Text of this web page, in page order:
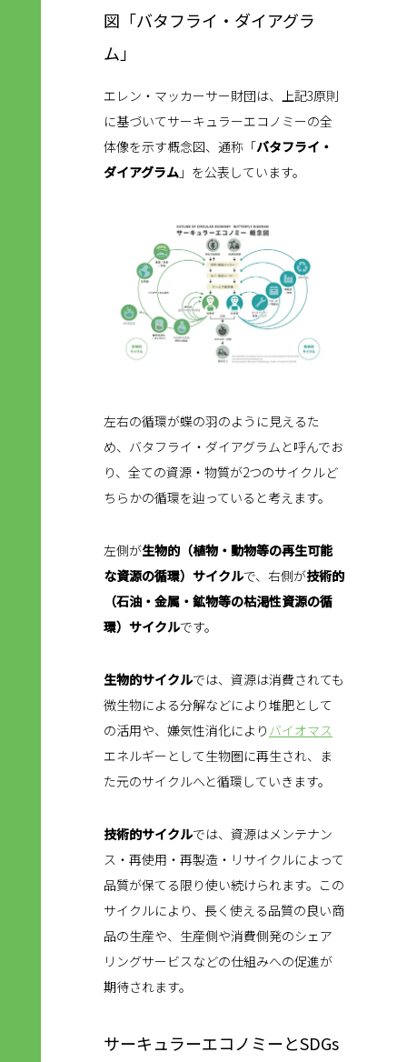
図「バタフライ・ダイアグラ
ム」
エレン・マッカーサー財団は、上記3原則
に基づいてサーキュラーエコノミーの全
体像を示す概念図、通称「バタフライ・
ダイアグラム 」を公表しています。
左右の循環が蝶の羽のように見えるた
め、バタフライ・ダイアグラムと呼んでお
り、全ての資源・物質が2つのサイクルど
ちらかの循環を辿っていると考えます。
左側が生物的（植物・動物等の再生可能
な資源の循環）サイクルで、右側が技術的
（石油・金属・鉱物等の枯渇性資源の循
環）サイクルです。
生物的サイクルでは、資源は消費されても
微生物による分解などにより堆肥として
の活用や、嫌気性消化により バイオマス
エネルギーとして生物圏に再生され、ま
た元のサイクルへと循環していきます。
技術的サイクルでは、資源はメンテナン
ス・再使用・再製造・リサイクルによって
品質が保てる限り使い続けられます。この
サイクルにより、長く使える品質の良い商
品の生産や、生産側や消費側発のシェア
リングサービスなどの仕組みへの促進が
期待されます。
サーキュラーエコノミーとSDGs